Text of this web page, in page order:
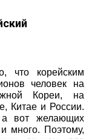
что корейским
человек на
Кореи, на
Китае и России.
а вот желающих
много. Поэтому,